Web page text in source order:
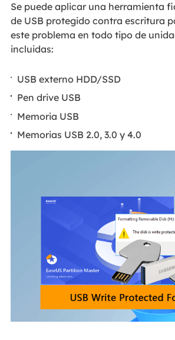
Se puede aplicar una herramienta
de USB protegido contra escritura
este problema en todo tipo de
incluidas:
USB externo HDD/SSD
Pen drive USB
Memoria USB
Memorias USB 2.0, 3.0 y 4.0